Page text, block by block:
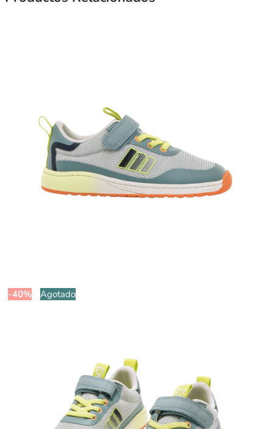
-40% Agotado